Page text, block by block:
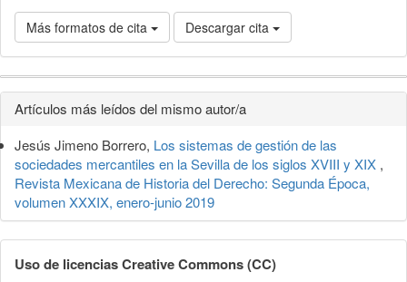
Más formatos de cita Descargar cita
Detalles
del
artículo
Artículos más leídos del mismo autor/a
Jesús Jimeno Borrero, Los sistemas de gestión de las
sociedades mercantiles en la Sevilla de los siglos XVIII y XIX ,
Revista Mexicana de Historia del Derecho: Segunda Época,
volumen XXXIX, enero-junio 2019
Uso de licencias Creative Commons (CC)